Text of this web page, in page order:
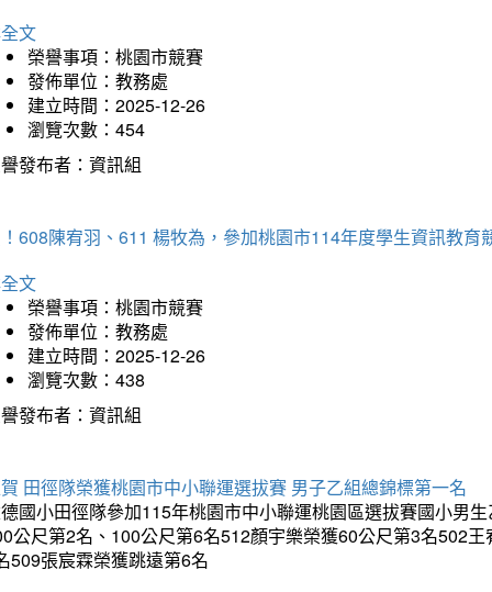
文
榮譽事項：桃園市競賽
發佈單位：教務處
建立時間：2025-12-26
瀏覽次數：454
發布者：資訊組
608陳宥羽、611 楊牧為，參加桃園市114年度學生資訊教育
文
榮譽事項：桃園市競賽
發佈單位：教務處
建立時間：2025-12-26
瀏覽次數：438
發布者：資訊組
田徑隊榮獲桃園市中小聯運選拔賽 男子乙組總錦標第一名
國小田徑隊參加115年桃園市中小聯運桃園區選拔賽國小男
公尺第2名、100公尺第6名512顏宇樂榮獲60公尺第3名502
509張宸霖榮獲跳遠第6名